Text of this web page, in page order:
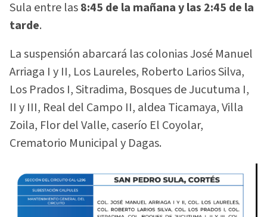
Sula entre las8:45 de la mañana y las 2:45 de la
tarde.
La suspensión abarcará las colonias José Manuel
Arriaga I y II, Los Laureles, Roberto Larios Silva,
Los Prados I, Sitradima, Bosques de Jucutuma I,
II y III, Real del Campo II, aldea Ticamaya, Villa
Zoila, Flor del Valle, caserío El Coyolar,
Crematorio Municipal y Dagas.